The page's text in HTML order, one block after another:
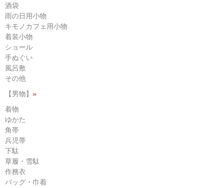
酒袋
雨の日用小物
キモノカフェ用小物
着装小物
ショール
手ぬぐい
風呂敷
その他
【男物】 »
着物
ゆかた
角帯
兵児帯
下駄
草履・雪駄
作務衣
バッグ・巾着